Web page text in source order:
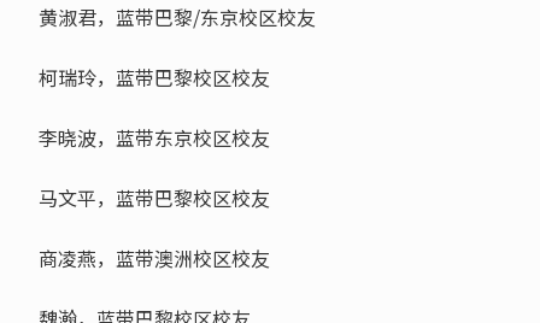
黄淑君，蓝带巴黎/东京校区校友
柯瑞玲，蓝带巴黎校区校友
李晓波，蓝带东京校区校友
马文平，蓝带巴黎校区校友
商凌燕，蓝带澳洲校区校友